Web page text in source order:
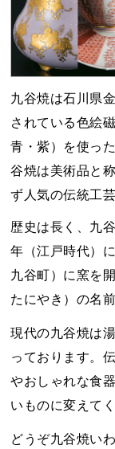
九谷焼は石川県
されている色絵
青・紫）を使っ
谷焼は美術品と
ず人気の伝統工芸
歴史は長く、九
年（江戸時代）
九谷町）に窯を
たにやき）の名
現代の九谷焼は
っております。
やおしゃれな食
いものに変えてく
どうぞ九谷焼い